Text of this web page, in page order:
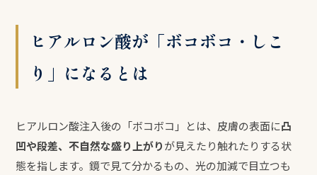
ヒアルロン酸が「ボコボコ・しこ
り」になるとは
ヒアルロン酸注入後の「ボコボコ」とは、皮膚の表面に凸
凹や段差、不自然な盛り上がりが見えたり触れたりする状
態を指します。鏡で見て分かるもの、光の加減で目立つも